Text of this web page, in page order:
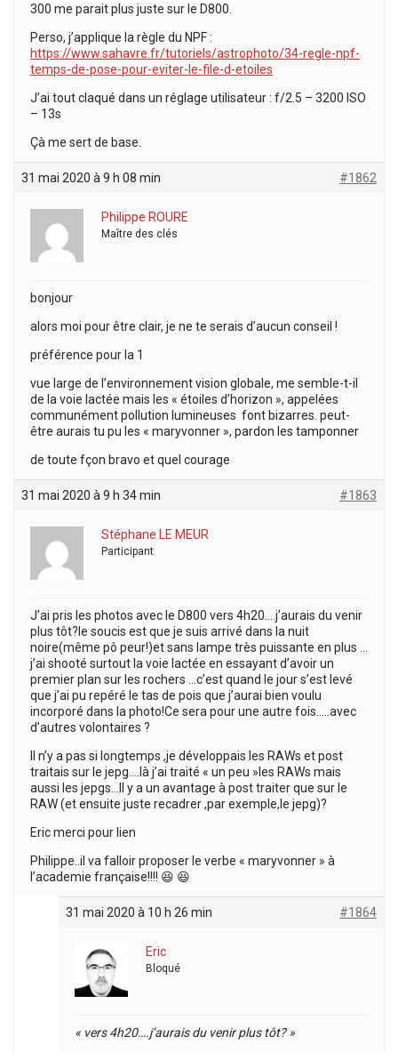
300 me parait plus juste sur le D800.
Perso, j’applique la règle du NPF :
https://www.sahavre.fr/tutoriels/astrophoto/34-regle-npf-
temps-de-pose-pour-eviter-le-file-d-etoiles
J’ai tout claqué dans un réglage utilisateur : f/2.5 – 3200 ISO
– 13s
Çà me sert de base.
31 mai 2020 à 9 h 08 min #1862
Philippe ROURE
Maître des clés
bonjour
alors moi pour être clair, je ne te serais d’aucun conseil !
préférence pour la 1
vue large de l’environnement vision globale, me semble-t-il
de la voie lactée mais les « étoiles d’horizon », appelées
communément pollution lumineuses font bizarres. peut-
être aurais tu pu les « maryvonner », pardon les tamponner
de toute fçon bravo et quel courage
31 mai 2020 à 9 h 34 min #1863
Stéphane LE MEUR
Participant
J’ai pris les photos avec le D800 vers 4h20….j’aurais du venir
plus tôt?le soucis est que je suis arrivé dans la nuit
noire(même pô peur!)et sans lampe très puissante en plus …
j’ai shooté surtout la voie lactée en essayant d’avoir un
premier plan sur les rochers …c’est quand le jour s’est levé
que j’ai pu repéré le tas de pois que j’aurai bien voulu
incorporé dans la photo!Ce sera pour une autre fois…..avec
d’autres volontaires ?
Il n’y a pas si longtemps ,je développais les RAWs et post
traitais sur le jepg….là j’ai traité « un peu »les RAWs mais
aussi les jepgs…Il y a un avantage à post traiter que sur le
RAW (et ensuite juste recadrer ,par exemple,le jepg)?
Eric merci pour lien
Philippe..il va falloir proposer le verbe « maryvonner » à
l’academie française!!!! 😆 😆
31 mai 2020 à 10 h 26 min #1864
Eric
Bloqué
« vers 4h20….j’aurais du venir plus tôt? »